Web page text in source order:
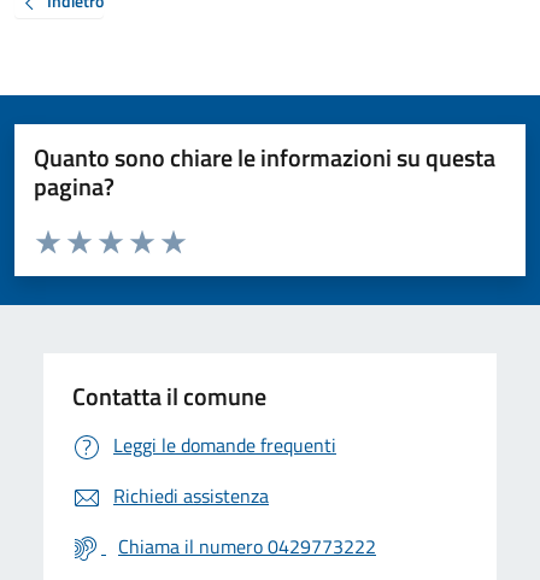
Quanto sono chiare le informazioni su questa
pagina?
Valuta da 1 a 5 stelle la pagina
Valuta 5 stelle su 5
Valuta 4 stelle su 5
Valuta 3 stelle su 5
Valuta 2 stelle su 5
Valuta 1 stelle su 5
Contatta il comune
Leggi le domande frequenti
Richiedi assistenza
Chiama il numero 0429773222